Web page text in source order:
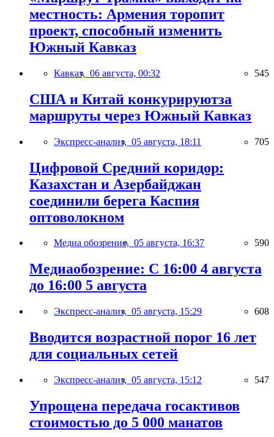
местность: Армения торопит
проект, способный изменить
Южный Кавказ
Кавказ, 06 августа, 00:32 545
США и Китай конкурируютза
маршруты через Южный Кавказ
Экспресс-анализ, 05 августа, 18:11 705
Цифровой Средний коридор:
Казахстан и Азербайджан
соединили берега Каспия
оптоволокном
Медиа обозрение, 05 августа, 16:37 590
Медиаобозрение: С 16:00 4 августа
до 16:00 5 августа
Экспресс-анализ, 05 августа, 15:29 608
Вводится возрастной порог 16 лет
для социальных сетей
Экспресс-анализ, 05 августа, 15:12 547
Упрощена передача госактивов
стоимостью до 5 000 манатов